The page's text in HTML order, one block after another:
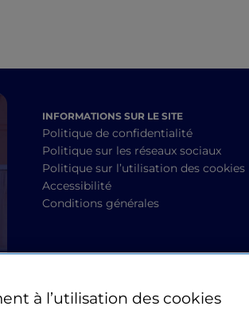
INFORMATIONS SUR LE SITE
Politique de confidentialité
Politique sur les réseaux sociaux
Politique sur l’utilisation des cookies
Accessibilité
Conditions générales
à l’utilisation des cookies